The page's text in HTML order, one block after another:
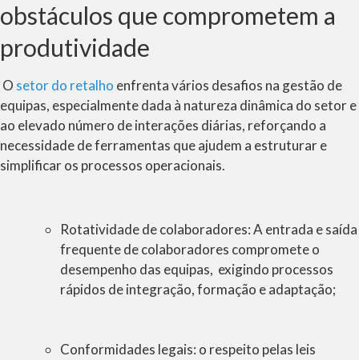
obstáculos que comprometem a
produtividade
O setor do retalho enfrenta vários desafios na gestão de
equipas, especialmente dada à natureza dinâmica do setor e
ao elevado número de interações diárias, reforçando a
necessidade de ferramentas que ajudem a estruturar e
simplificar os processos operacionais.
Rotatividade de colaboradores:A entrada e saída
frequente de colaboradores compromete o
desempenho das equipas, exigindo processos
rápidos de integração, formação e adaptação;
Conformidades legais: o respeito pelas leis